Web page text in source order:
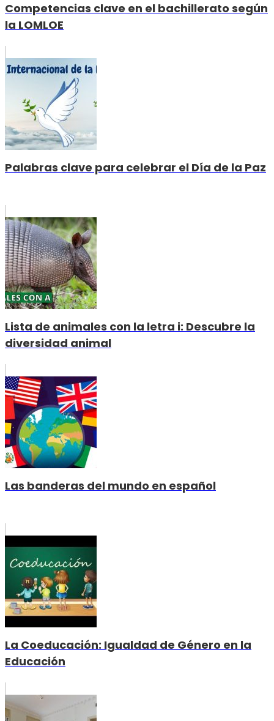
Competencias clave en el bachillerato según
la LOMLOE
Palabras clave para celebrar el Día de la Paz
Lista de animales con la letra i: Descubre la
diversidad animal
Las banderas del mundo en español
La Coeducación: Igualdad de Género en la
Educación